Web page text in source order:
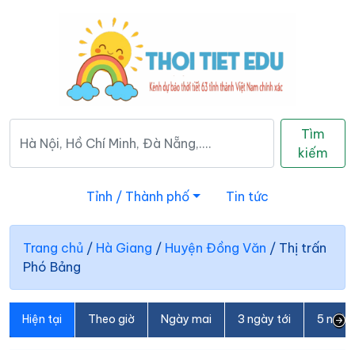
Tìm
kiếm
Tỉnh / Thành phố Tin tức
Trang chủ / Hà Giang / Huyện Đồng Văn / Thị trấn
Phó Bảng
Hiện tại Theo giờ Ngày mai 3 ngày tới 5